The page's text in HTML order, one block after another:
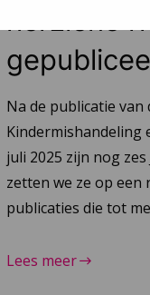
Na de publicatie van
Kindermishandeling
juli 2025 zijn nog
zetten we ze op
publicaties die tot
Lees meer